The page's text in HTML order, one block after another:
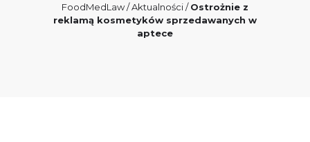
FoodMedLaw/Aktualności/Ostrożnie z
reklamą kosmetyków sprzedawanych w
aptece